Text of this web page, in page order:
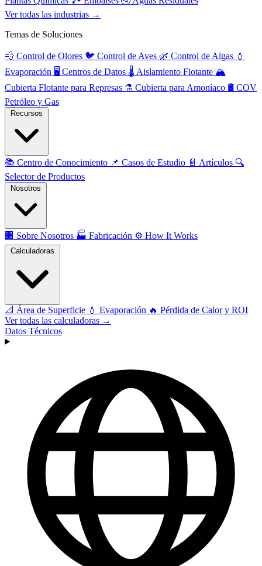
Ver todas las industrias →
Temas de Soluciones
💨 Control de Olores 🐦 Control de Aves 🌿 Control de Algas 💧
Evaporación 🖥️ Centros de Datos 🌡️ Aislamiento Flotante 🏔️
Cubierta Flotante para Represas ⚗️ Cubierta para Amoníaco 🛢️ COV
Petróleo y Gas
📚 Centro de Conocimiento 📌 Casos de Estudio 📄 Artículos 🔍
Selector de Productos
🏢 Sobre Nosotros 🏭 Fabricación ⚙️ How It Works
📐 Área de Superficie 💧 Evaporación 🔥 Pérdida de Calor y ROI
Ver todas las calculadoras →
Datos Técnicos